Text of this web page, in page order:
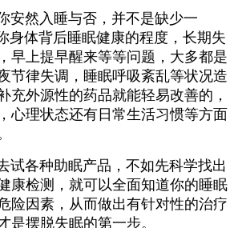
然入睡与否，并不是缺少一
身体背后睡眠健康的程度，长期失
早上提早醒来等等问题，大多都是
节律失调，睡眠呼吸紊乱等状况造
充外源性的药品就能轻易改善的，
心理状态还有日常生活习惯等方面
各种助眠产品，不如先科学找出
康检测，就可以全面知道你的睡眠
险因素，从而做出有针对性的治疗
是摆脱失眠的第一步。